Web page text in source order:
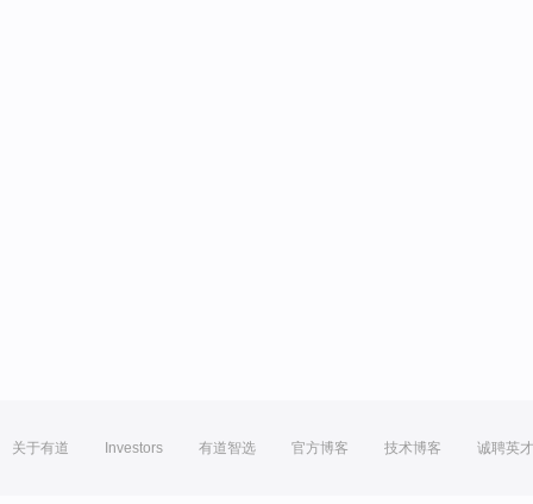
关于有道 Investors 有道智选 官方博客 技术博客 诚聘英才